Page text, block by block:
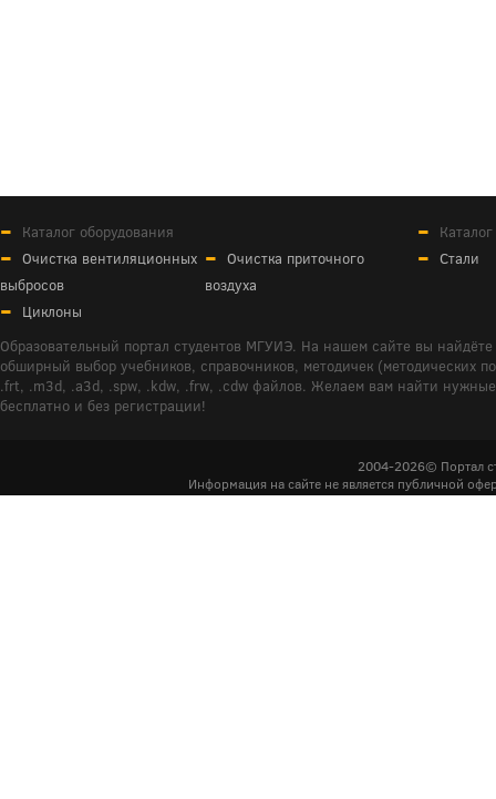
Каталог оборудования
Очистка вентиляционных
выбросов
Очистка приточного
воздуха
Циклоны
Стали
Образовательный портал студентов МГУИЭ. На нашем сайте вы
обширный выбор учебников, справочников, методичек (методических
.frt, .m3d, .a3d, .spw, .kdw, .frw, .cdw файлов. Желаем вам найти
бесплатно и без регистрации!
2004-2026© Портал
Информация на сайте не является публичной